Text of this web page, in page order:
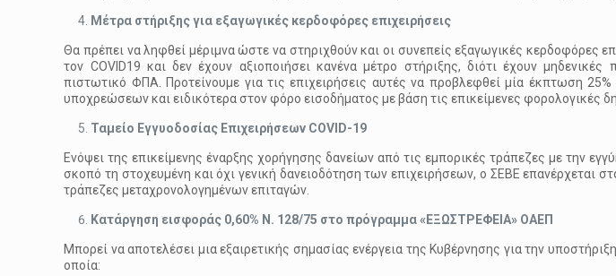
Μέτρα στήριξης για εξαγωγικές κερδοφόρες επιχειρήσεις
Θα πρέπει να ληφθεί μέριμνα ώστε να στηριχθούν και οι συνεπείς εξαγωγικές κερδοφόρες
τον COVID19 και δεν έχουν αξιοποιήσει κανένα μέτρο στήριξης, διότι έχουν
πιστωτικό ΦΠΑ. Προτείνουμε για τις επιχειρήσεις αυτές να προβλεφθεί μία έκπτωση
υποχρεώσεων και ειδικότερα στον φόρο εισοδήματος με βάση τις επικείμενες φορολογικές
Ταμείο Εγγυοδοσίας Επιχειρήσεων CΟV D-19
Ενόψει της επικείμενης έναρξης χορήγησης δανείων από τις εμπορικές τράπεζες με την
σκοπό τη στοχευμένη και όχι γενική δανειοδότηση των επιχειρήσεων, ο ΣΕΒΕ επανέρχεται
τράπεζες μεταχρονολογημένων επιταγών.
Κατάργηση εισφοράς 0,60% Ν. 128/75 στο πρόγραμμα «ΕΞΩΣΤΡΕΦΕΙΑ» ΟΑΕΠ
Μπορεί να αποτελέσει μια εξαιρετικής σημασίας ενέργεια της Κυβέρνησης για την
οποία: